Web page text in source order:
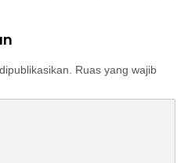
Ruas yang wajib